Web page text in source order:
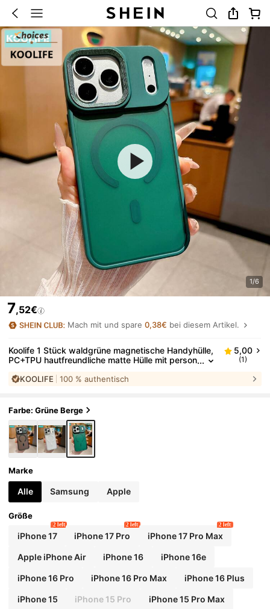
1/6
7,52€
Mach mit und spare0,38€ bei diesem Artikel.
Koolife 1 Stück waldgrüne magnetische Handyhülle,
PC+TPU hautfreundliche matte Hülle mit person
chnitt, stoßfeste sturzsichere Schutzhülle, kompati
5,00
(1)
KOOLIFE 100 % authentisch
Farbe: Grüne Berge
Marke
Alle Samsung Apple
Größe
iPhone 17
2 left
iPhone 17 Pro
2 left
iPhone 17 Pro Max
2 left
Apple iPhone Air iPhone 16 iPhone 16e
iPhone 16 Pro iPhone 16 Pro Max iPhone 16 Plus
iPhone 15 iPhone 15 Pro iPhone 15 Pro Max